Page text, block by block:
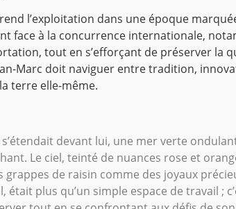
l’exploitation dans une époque
face à la concurrence internationale,
tout en s’efforçant de préserver la
Marc doit naviguer entre tradition,
terre elle-même.
devant lui, une mer verte
Le ciel, teinté de nuances rose et
de raisin comme des joyaux
plus qu’un simple espace de travail ;